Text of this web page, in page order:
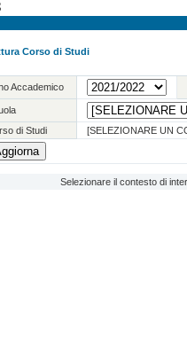
Corso di Studi
Accademico
di Studi
[SELEZIONARE UN
Selezionare il contesto di